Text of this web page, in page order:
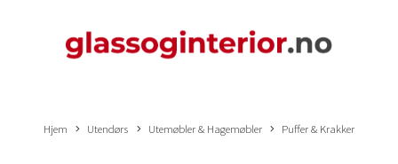
Hjem Utendørs Utemøbler & Hagemøbler Puffer & Krakker